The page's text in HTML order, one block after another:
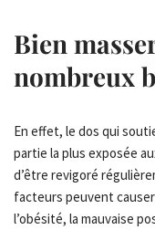
Bien
nombreux
En effet, le dos qui
partie la plus exposée
d’être revigoré
facteurs peuvent
l’obésité, la mauvaise